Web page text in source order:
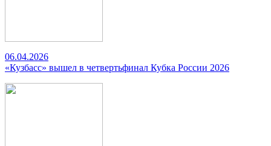
06.04.2026
«Кузбасс» вышел в четвертьфинал Кубка России 2026